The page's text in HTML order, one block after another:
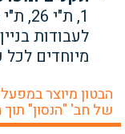
מיוחדים לכל
הבטון מיוצר
של חב' "הנסון"